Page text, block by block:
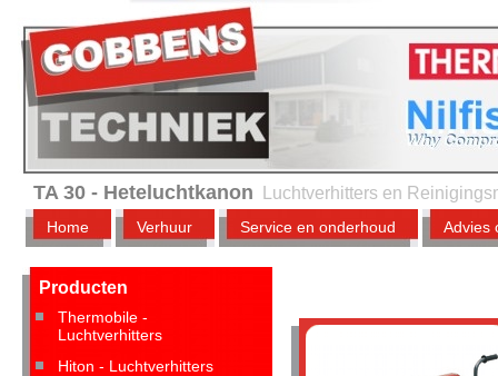
TA 30 - Heteluchtkanon Luchtverhitters en
Home Verhuur Service en onderhoud Advies
Producten
Thermobile -
Luchtverhitters
Hiton - Luchtverhitters